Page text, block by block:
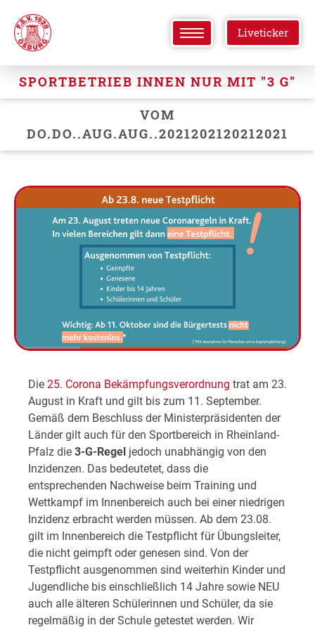
Liveticker
SPORTBETRIEB INNEN NUR MIT "3 G"
VOM
DO.DO..AUG.AUG..2021202120212021
Die 25. Corona Bekämpfungsverordnung trat am 23.
August in Kraft und gilt bis zum 11. September.
Gemäß dem Beschluss der Ministerpräsidenten der
Länder gilt auch für den Sportbereich in Rheinland-
Pfalz die 3-G-Regel jedoch unabhängig von den
Inzidenzen. Das bedeutetet, dass die
entsprechenden Nachweise beim Training und
Wettkampf im Innenbereich auch bei einer niedrigen
Inzidenz erbracht werden müssen. Ab dem 23.08.
gilt im Innenbereich die Testpflicht für Übungsleiter,
die nicht geimpft oder genesen sind. Von der
Testpflicht ausgenommen sind weiterhin Kinder und
Jugendliche bis einschließlich 14 Jahre sowie NEU
auch alle älteren Schülerinnen und Schüler, da sie
regelmäßig in der Schule getestet werden. Wir